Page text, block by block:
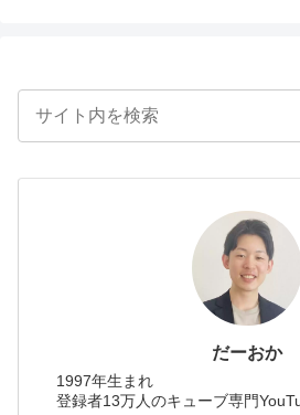
だーおか
1997年生まれ
登録者13万人のキューブ専門